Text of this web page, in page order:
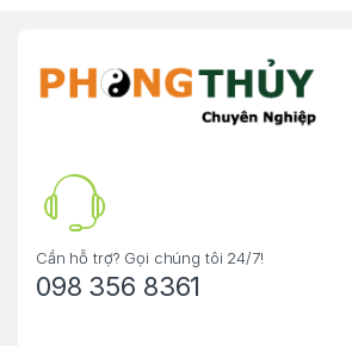
Cần hỗ trợ? Gọi chúng tôi 24/7!
098 356 8361